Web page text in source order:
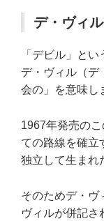
デ・ヴィ
「デビル」と
デ・ヴィル（デ
会の」を意味し
1967年発売の
ての路線を確立
独立して生まれ
そのためデ・ヴ
ヴィルが併記さ